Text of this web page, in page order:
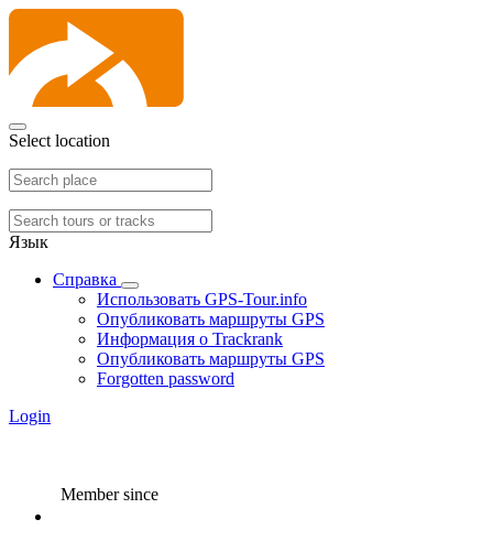
Select location
Язык
Справка
Использовать GPS-Tour.info
Опубликовать маршруты GPS
Информация о Trackrank
Опубликовать маршруты GPS
Forgotten password
Login
Member since